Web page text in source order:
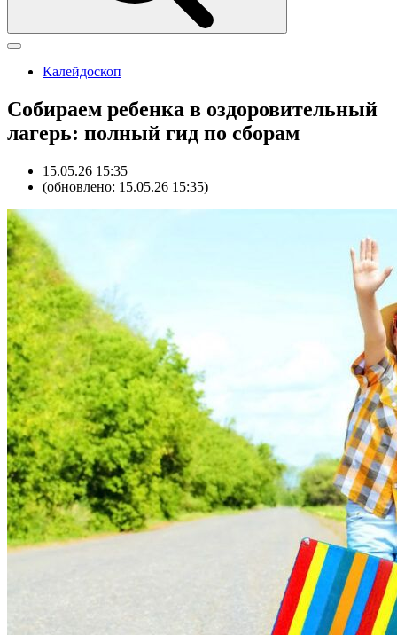
Калейдоскоп
Собираем ребенка в оздоровительный
лагерь: полный гид по сборам
15.05.26 15:35
(обновлено: 15.05.26 15:35)